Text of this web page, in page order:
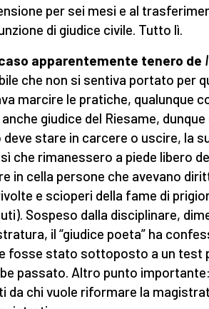
per sei mesi e al
di giudice civile. Tutto lì.
caso apparentemente tenero de
che non si sentiva portato per
marcire le pratiche, qualunque
giudice del Riesame,
deve stare in carcere o uscire, la
che rimanessero a piede libero
in cella persone che avevano
e scioperi della fame di
Sospeso dalla disciplinare,
il “giudice poeta” ha
fosse stato sottoposto a un test
passato. Altro punto
da chi vuole riformare la